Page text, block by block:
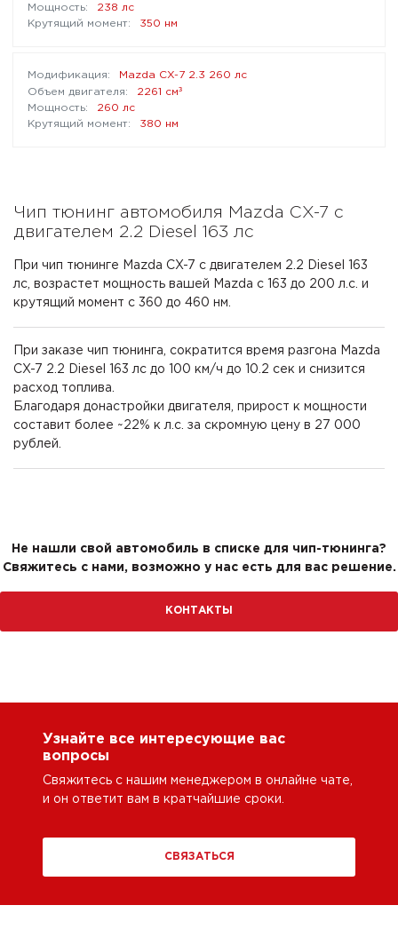
238 лс
350 нм
Mazda CX-7 2.3 260 лс
2261 см³
260 лс
380 нм
Чип тюнинг автомобиля Mazda CX-7 с
двигателем 2.2 Diesel 163 лс
При чип тюнинге Mazda CX-7 с двигателем 2.2 Diesel 163
лс, возрастет мощность вашей Mazda с 163 до 200 л.с. и
крутящий момент с 360 до 460 нм.
При заказе чип тюнинга, сократится время разгона Mazda
CX-7 2.2 Diesel 163 лс до 100 км/ч до 10.2 сек и снизится
расход топлива.
Благодаря донастройки двигателя, прирост к мощности
составит более ~22% к л.с. за скромную цену в 27 000
рублей.
Не нашли свой автомобиль в списке для чип-тюнинга?
Свяжитесь с нами, возможно у нас есть для вас решение.
КОНТАКТЫ
Узнайте все интересующие вас
вопросы
Свяжитесь с нашим менеджером в онлайне чате,
и он ответит вам в кратчайшие сроки.
СВЯЗАТЬСЯ